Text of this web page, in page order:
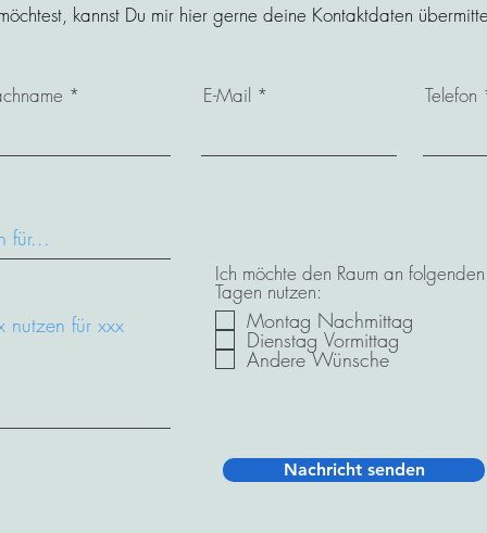
kannst Du mir hier gerne deine Kontaktdaten
E-Mail Telefon
Ich möchte den Raum an folgenden
Tagen nutzen:
Montag Nachmittag
Dienstag Vormittag
Andere Wünsche
Nachricht senden